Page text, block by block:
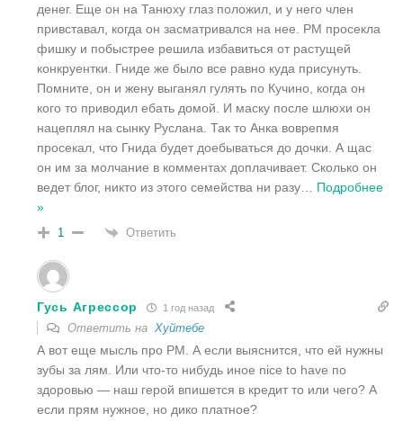
денег. Еще он на Танюху глаз положил, и у него член
привставал, когда он засматривался на нее. РМ просекла
фишку и побыстрее решила избавиться от растущей
конкруентки. Гниде же было все равно куда присунуть.
Помните, он и жену выганял гулять по Кучино, когда он
кого то приводил ебать домой. И маску после шлюхи он
нацеплял на сынку Руслана. Так то Анка воврепмя
просекал, что Гнида будет доебываться до дочки. А щас
он им за молчание в комментах доплачивает. Сколько он
ведет блог, никто из этого семейства ни разу
Подробнее
»
1 Ответить
Гусь Агрессор 1 год назад
Ответить на Хуйтебе
А вот еще мысль про РМ. А если выяснится, что ей нужны
зубы за лям. Или что-то нибудь иное nice to have по
здоровью — наш герой впишется в кредит то или чего? А
если прям нужное, но дико платное?